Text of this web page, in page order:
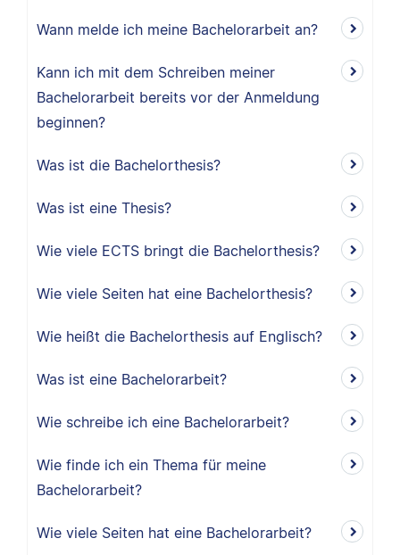
Wann melde ich meine Bachelorarbeit an?
Kann ich mit dem Schreiben meiner
Bachelorarbeit bereits vor der Anmeldung
beginnen?
Was ist die Bachelorthesis?
Was ist eine Thesis?
Wie viele ECTS bringt die Bachelorthesis?
Wie viele Seiten hat eine Bachelorthesis?
Wie heißt die Bachelorthesis auf Englisch?
Was ist eine Bachelorarbeit?
Wie schreibe ich eine Bachelorarbeit?
Wie finde ich ein Thema für meine
Bachelorarbeit?
Wie viele Seiten hat eine Bachelorarbeit?